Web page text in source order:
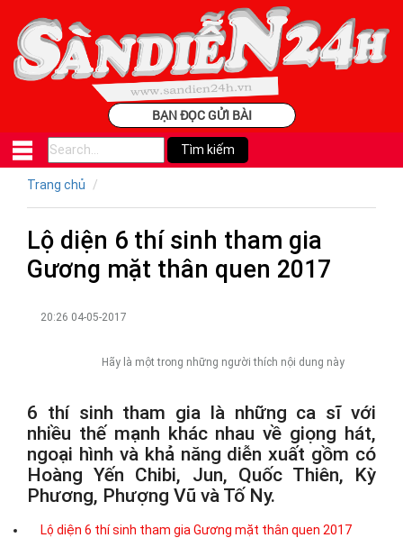
BẠN ĐỌC GỬI BÀI
Trang chủ
Lộ diện 6 thí sinh tham gia
Gương mặt thân quen 2017
20:26 04-05-2017
Hãy là một trong những người thích nội dung này
6 thí sinh tham gia là những ca sĩ với
nhiều thế mạnh khác nhau về giọng hát,
ngoại hình và khả năng diễn xuất gồm có
Hoàng Yến Chibi, Jun, Quốc Thiên, Kỳ
Phương, Phượng Vũ và Tố Ny.
Lộ diện 6 thí sinh tham gia Gương mặt thân quen 2017